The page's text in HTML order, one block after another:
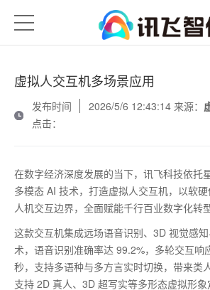
虚拟人交互机多场景应用
发布时间
2026/5/6 12:43:14 来源：
点击：
在数字经济深度发展的当下，讯飞科技依托
多模态 AI 技术，打造虚拟人交互机，以软
人机交互边界，全面赋能千行百业数字化转型
这款交互机集成远场语音识别、 3D 视觉感
术，语音识别准确率达 99.2%，多轮交互响
秒，支持多语种与多方言实时切换，带来类
支持 2D 真人、 3D 超写实等多形态虚拟形